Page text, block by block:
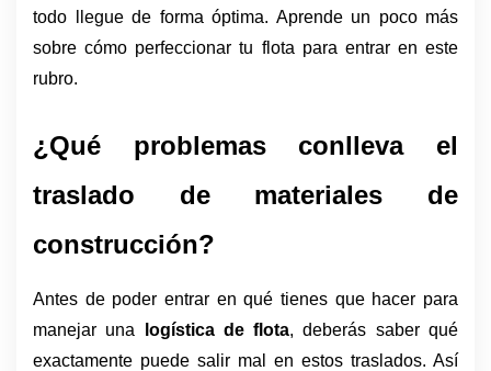
todo llegue de forma óptima. Aprende un poco más
sobre cómo perfeccionar tu flota para entrar en este
rubro.
¿Qué problemas conlleva el
traslado de materiales de
construcción?
Antes de poder entrar en qué tienes que hacer para
manejar una
logística de flota, deberás saber qué
exactamente puede salir mal en estos traslados. Así